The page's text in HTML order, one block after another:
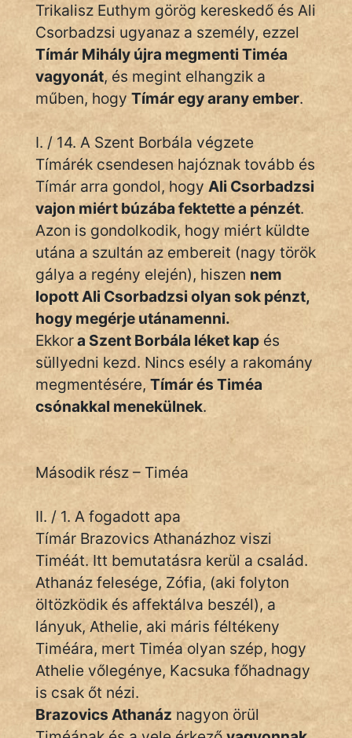
Trikalisz Euthym görög kereskedő és Ali
Csorbadzsi ugyanaz a személy, ezzel
Tímár Mihály újra megmenti Timéa
vagyonát, és megint elhangzik a
műben, hogy Tímár egy arany ember.
I. / 14. A Szent Borbála végzete
Tímárék csendesen hajóznak tovább és
Tímár arra gondol, hogy Ali Csorbadzsi
vajon miért búzába fektette a pénzét.
Azon is gondolkodik, hogy miért küldte
utána a szultán az embereit (nagy török
gálya a regény elején), hiszen nem
lopott Ali Csorbadzsi olyan sok pénzt,
hogy megérje utánamenni.
Ekkora Szent Borbála léket kap és
süllyedni kezd. Nincs esély a rakomány
megmentésére, Tímár és Timéa
csónakkal menekülnek.
Második rész – Timéa
II. / 1. A fogadott apa
Tímár Brazovics Athanázhoz viszi
Timéát. Itt bemutatásra kerül a család.
Athanáz felesége, Zófia, (aki folyton
öltözködik és affektálva beszél), a
lányuk, Athelie, aki máris féltékeny
Timéára, mert Timéa olyan szép, hogy
Athelie vőlegénye, Kacsuka főhadnagy
is csak őt nézi.
Brazovics Athanáz nagyon örül